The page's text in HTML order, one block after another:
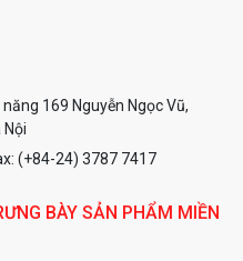
169 Nguyễn Ngọc Vũ,
Nội
(+84-24) 3787 7417
BÀY SẢN PHẨM MIỀN